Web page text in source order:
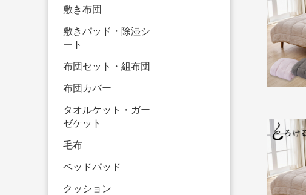
敷き布団
敷きパッド・除湿シ
ート
布団セット・組布団
布団カバー
タオルケット・ガー
ゼケット
毛布
ベッドパッド
クッション